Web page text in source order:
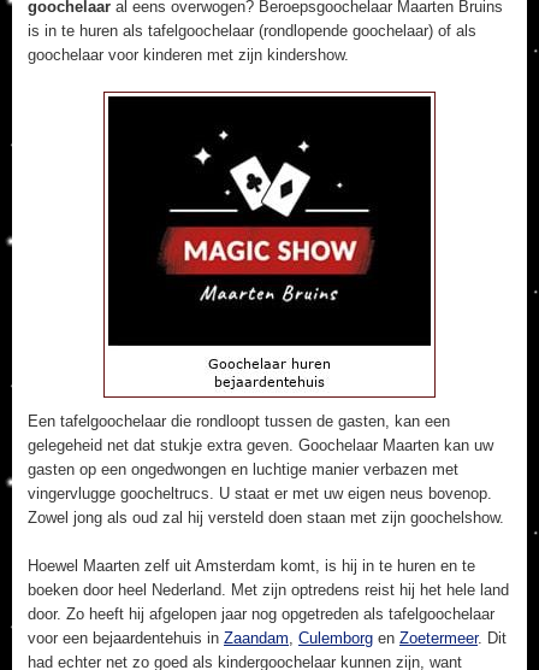
goochelaar al eens overwogen? Beroepsgoochelaar Maarten Bruins
is in te huren als tafelgoochelaar (rondlopende goochelaar) of als
goochelaar voor kinderen met zijn kindershow.
Een tafelgoochelaar die rondloopt tussen de gasten, kan een
gelegeheid net dat stukje extra geven. Goochelaar Maarten kan uw
gasten op een ongedwongen en luchtige manier verbazen met
vingervlugge goocheltrucs. U staat er met uw eigen neus bovenop.
Zowel jong als oud zal hij versteld doen staan met zijn goochelshow.
Hoewel Maarten zelf uit Amsterdam komt, is hij in te huren en te
boeken door heel Nederland. Met zijn optredens reist hij het hele land
door. Zo heeft hij afgelopen jaar nog opgetreden als tafelgoochelaar
voor een bejaardentehuis in Zaandam, Culemborg en Zoetermeer. Dit
had echter net zo goed als kindergoochelaar kunnen zijn, want